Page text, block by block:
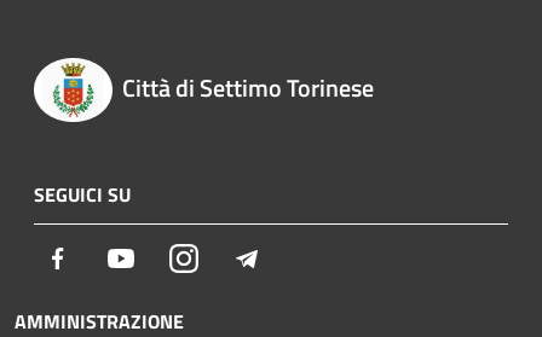
Città di Settimo Torinese
SEGUICI SU
Facebook YoutubeInstagram
AMMINISTRAZIONE